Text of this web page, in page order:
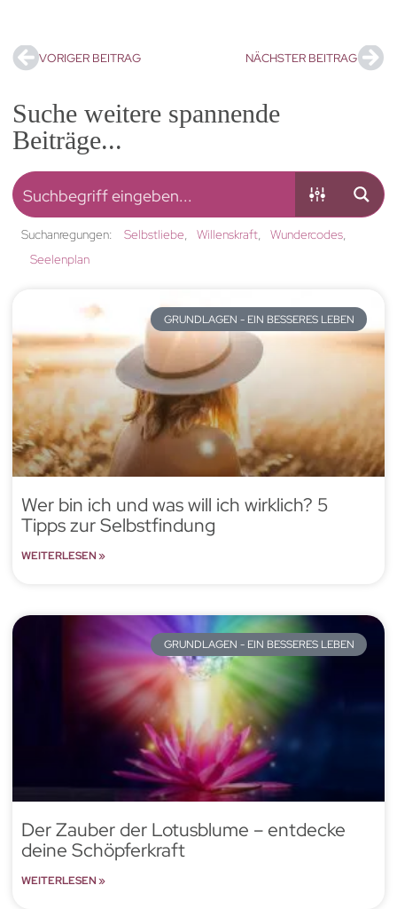
VORIGER BEITRAG NÄCHSTER BEITRAG
Suche weitere spannende
Beiträge...
Suchanregungen: Selbstliebe Willenskraft
Wundercodes
Seelenplan
GRUNDLAGEN - EIN BESSERES LEBEN
Wer bin ich und was will ich wirklich? 5
Tipps zur Selbstfindung
WEITERLESEN »
GRUNDLAGEN - EIN BESSERES LEBEN
Der Zauber der Lotusblume – entdecke
deine Schöpferkraft
WEITERLESEN »